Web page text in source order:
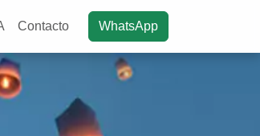
Contacto WhatsApp